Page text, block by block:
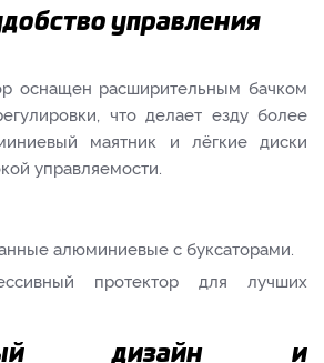
управления
оснащен расширительным бачком
что делает езду более
маятник и лёгкие диски
управляемости.
алюминиевые с буксаторами.
протектор для лучших
дизайн и